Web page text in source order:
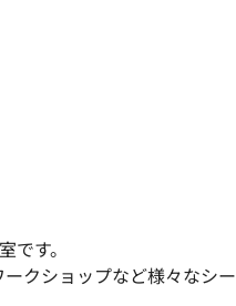
です。
クショップなど様々なシ